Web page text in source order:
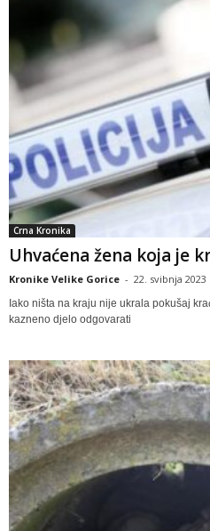
Crna Kronika
Uhvaćena žena koja je
Kronike Velike Gorice - 22. svibnja 2023
Iako ništa na kraju nije ukrala pokušaj
kazneno djelo odgovarati